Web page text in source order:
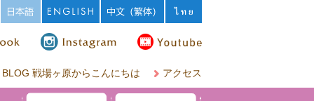
BLOG 戦場ヶ原からこんにちは アクセス